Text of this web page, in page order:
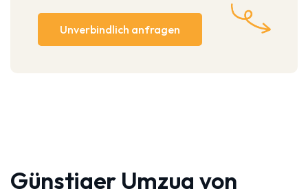
Unverbindlich anfragen
Günstiger Umzug von